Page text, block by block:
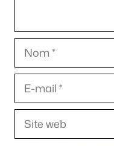
Nom
E-
mail
Site
web